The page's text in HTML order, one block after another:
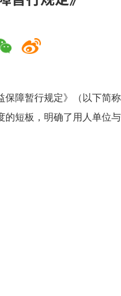
保障暂行规定》（以下简
短板，明确了用人单位